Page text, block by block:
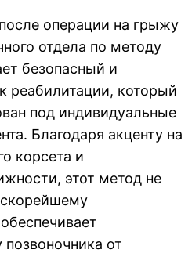
операции на грыжу
отдела по методу
безопасный и
реабилитации, который
под индивидуальные
Благодаря акценту на
корсета и
этот метод не
скорейшему
от